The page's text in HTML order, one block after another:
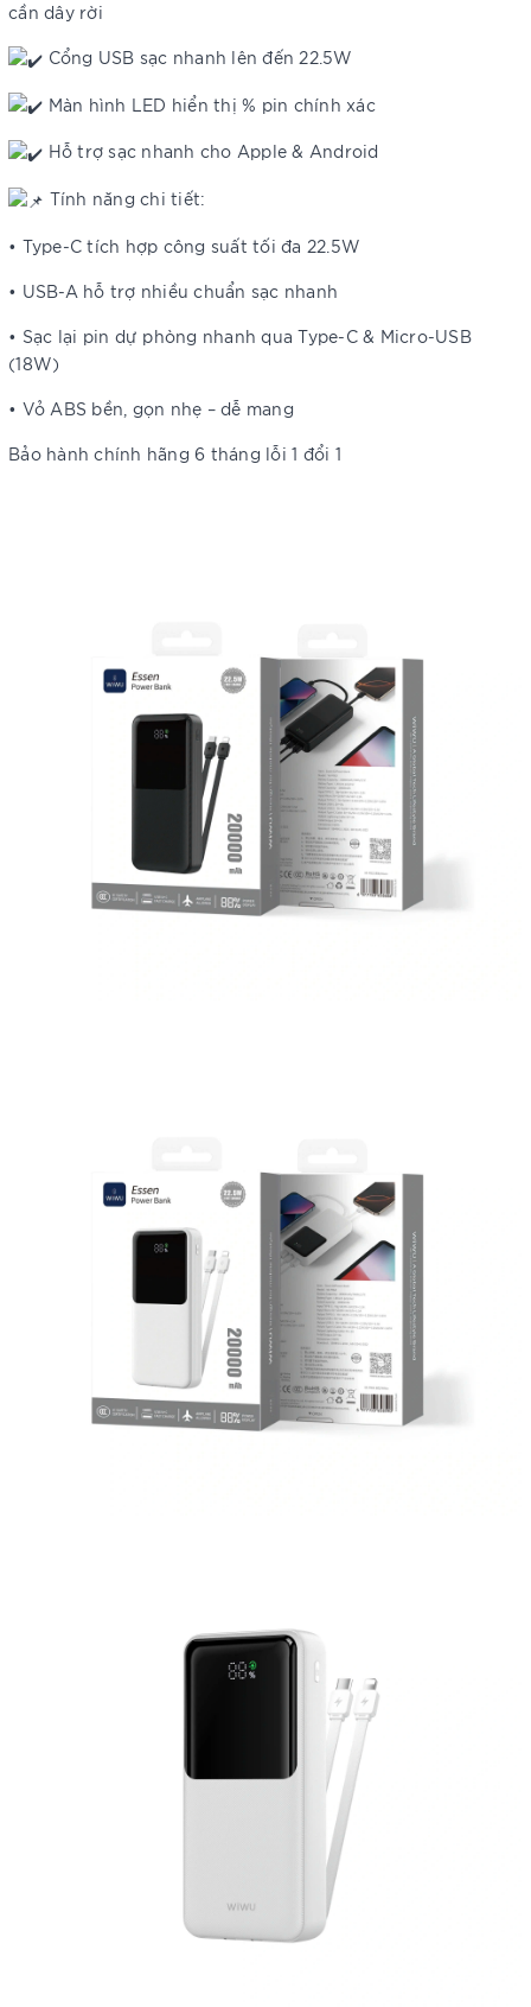
cần dây rời
Cổng USB sạc nhanh lên đến 22.5W
Màn hình LED hiển thị % pin chính xác
Hỗ trợ sạc nhanh cho Apple & Android
Tính năng chi tiết:
• Type-C tích hợp công suất tối đa 22.5W
• USB-A hỗ trợ nhiều chuẩn sạc nhanh
• Sạc lại pin dự phòng nhanh qua Type-C & Micro-USB
(18W)
• Vỏ ABS bền, gọn nhẹ – dễ mang
Bảo hành chính hãng 6 tháng lỗi 1 đổi 1